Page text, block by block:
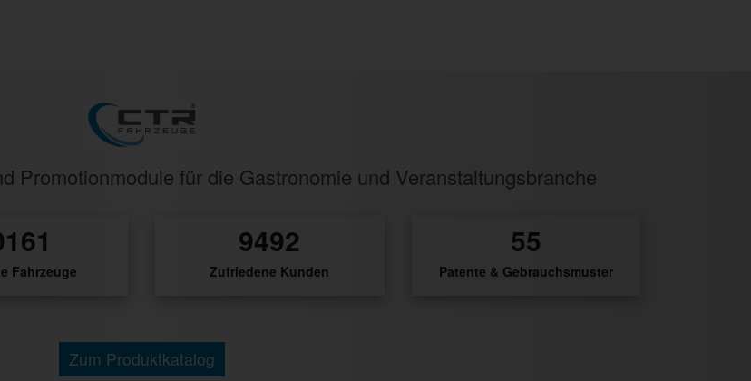
Promotionmodule für die Gastronomie und Veranstaltungsbranche
Fahrzeuge
107
Zufriedene Kunden
0
Patente & Gebrauchsmuster
Zum Produktkatalog